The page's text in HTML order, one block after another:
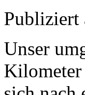
Publiziert
Unser
Kilometer